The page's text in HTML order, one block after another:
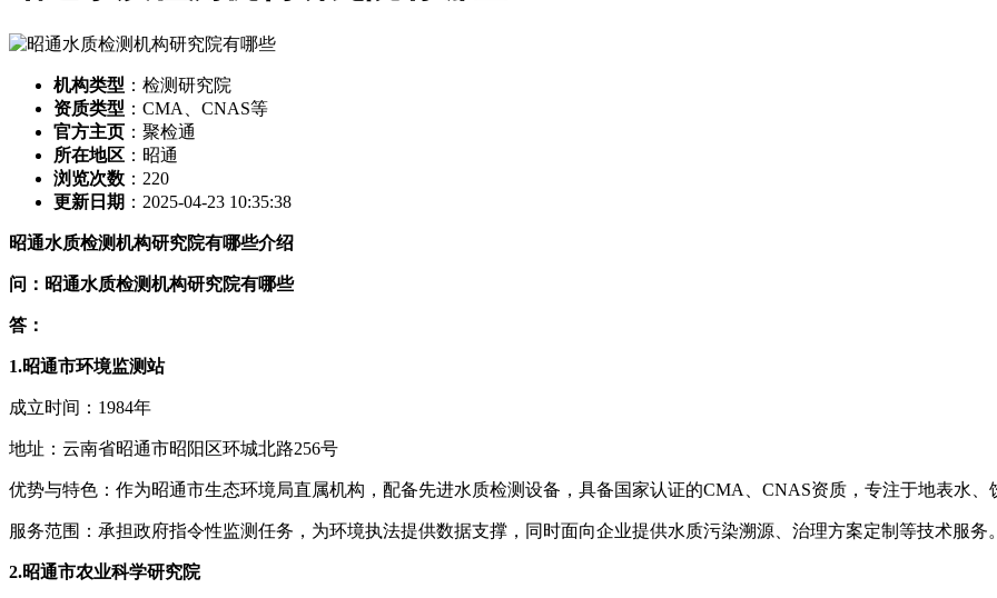
机构类型 ：检测研究院
资质类型 ：CMA、CNAS等
官方主页 ：聚检通
所在地区 ：昭通
浏览次数 ： 220
更新日期 ：2025-04-23 10:35:38
昭通水质检测机构研究院有哪些介绍
问：昭通水质检测机构研究院有哪些
答：
1.昭通市环境监测站
成立时间：1984年
地址：云南省昭通市昭阳区环城北路256号
优势与特色：作为昭通市生态环境局直属机构，配备先进水质检测设备，具备国家认证的CMA、CNAS资质，专注于地表水、
服务范围：承担政府指令性监测任务，为环境执法提供数据支撑，同时面向企业提供水质污染溯源、治理方案定制等技术服务。
2.昭通市农业科学研究院